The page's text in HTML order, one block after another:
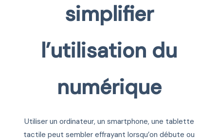
simplifier
l’utilisation du
numérique
Utiliser un ordinateur, un smartphone, une tablette
tactile peut sembler effrayant lorsqu’on débute ou